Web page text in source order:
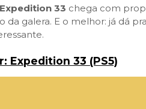
33 chega com
da galera. E o melhor: já dá
Expedition 33 (PS5)